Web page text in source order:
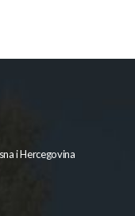
i Hercegovina